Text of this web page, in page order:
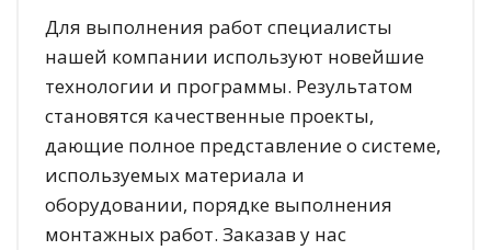
Для выполнения работ специалисты
нашей компании используют новейшие
технологии и программы. Результатом
становятся качественные проекты,
дающие полное представление о системе,
используемых материала и
оборудовании, порядке выполнения
монтажных работ. Заказав у нас